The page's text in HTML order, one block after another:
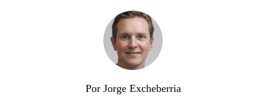
Por Jorge Excheberria